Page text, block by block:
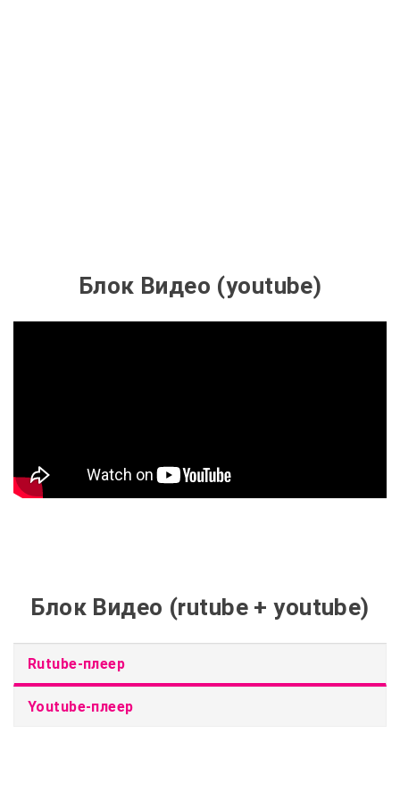
Блок Видео (youtube)
Блок Видео (rutube + youtube)
Rutube-плеер
Youtube-плеер